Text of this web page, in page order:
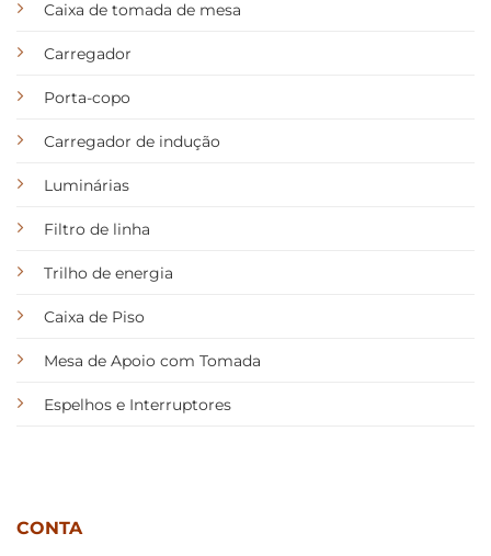
Caixa de tomada de mesa
Carregador
Porta-copo
Carregador de indução
Luminárias
Filtro de linha
Trilho de energia
Caixa de Piso
Mesa de Apoio com Tomada
Espelhos e Interruptores
CONTA